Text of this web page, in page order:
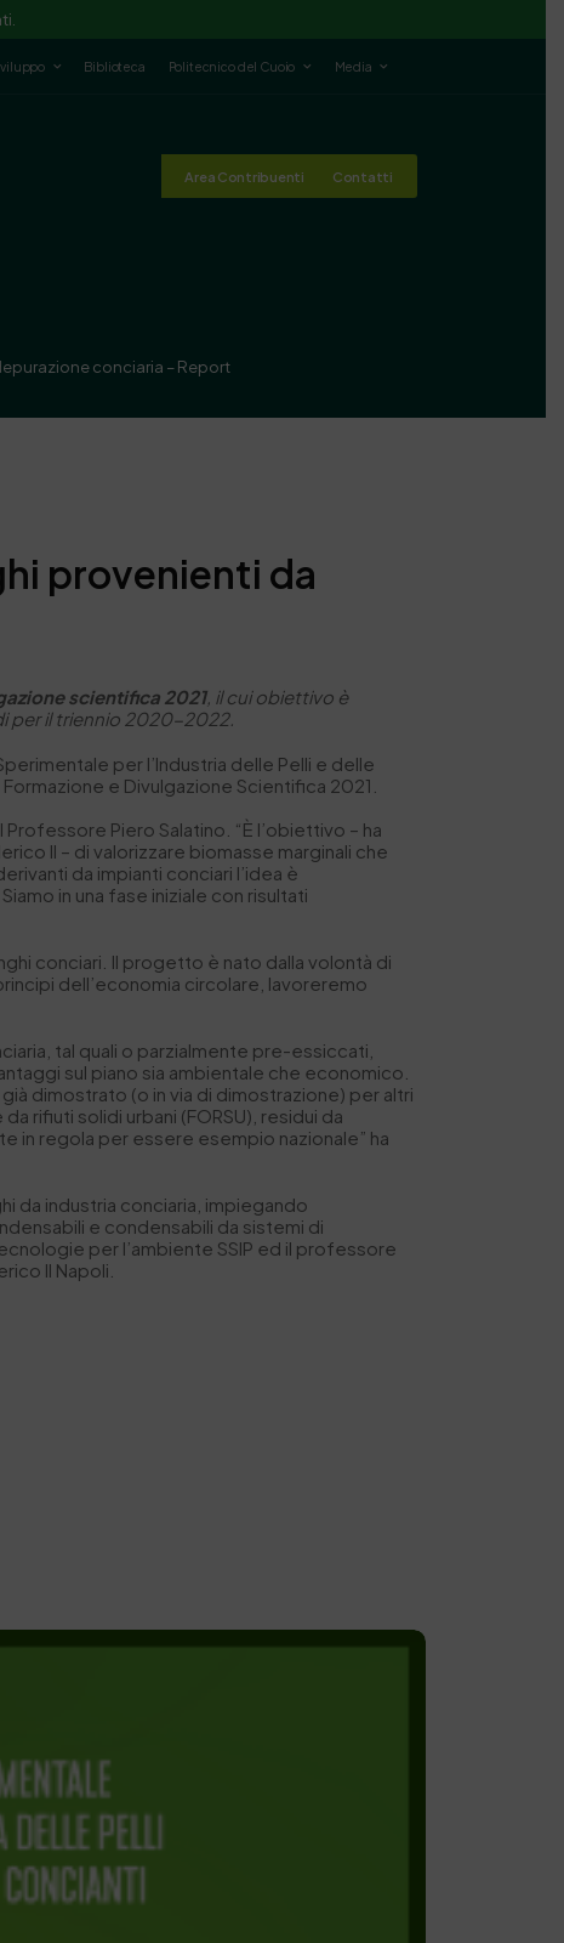
Biblioteca Politecnico del Cuoio Media
Area Contribuenti Contatti
conciaria – Report
provenienti da
scientifica 2021, il cui obiettivo è
per il triennio 2020-2022.
per l’Industria delle Pelli e delle
e Divulgazione Scientifica 2021.
Piero Salatino. “È l’obiettivo – ha
II – di valorizzare biomasse marginali che
da impianti conciari l’idea è
in una fase iniziale con risultati
conciari. Il progetto è nato dalla volontà di
dell’economia circolare, lavoreremo
tal quali o parzialmente pre-essiccati,
sul piano sia ambientale che economico.
dimostrato (o in via di dimostrazione) per altri
rifiuti solidi urbani (FORSU), residui da
in regola per essere esempio nazionale” ha
da industria conciaria, impiegando
e condensabili da sistemi di
per l’ambiente SSIP ed il professore
II Napoli.